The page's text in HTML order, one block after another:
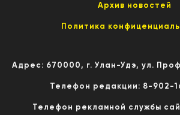
Архив новостей
Политика
Адрес: 670000, г. Улан-Удэ, ул.
Телефон редакции: 8-902-
Телефон рекламной службы